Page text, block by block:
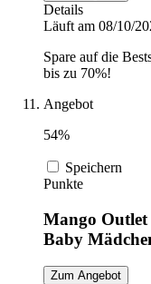
Details
Läuft am 08/10/
Spare auf die
bis zu 70%!
Angebot
54%
Speichern
Punkte
Mango
Baby
Zum Angebot